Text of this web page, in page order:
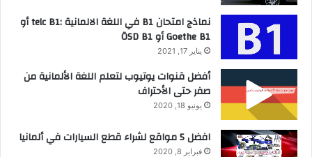
نماذج امتحان B1 في اللغة الالمانية :telc B1 أو
Goethe B1 أو ÖSD B1
يناير 17, 2021
أفضل قنوات يوتيوب لتعلم اللغة الألمانية من
صفر حتى الأحتراف
يونيو 18, 2020
افضل 5 مواقع لشراء قطع السيارات في ألمانيا
فبراير 8, 2020